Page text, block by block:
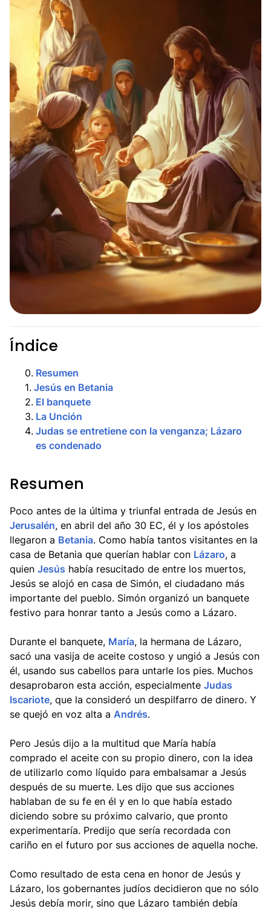
Índice
0. Resumen
1. Jesús en Betania
2. El banquete
3. La Unción
4. Judas se entretiene con la venganza; Lázaro
es condenado
Resumen
Poco antes de la última y triunfal entrada de Jesús en
Jerusalén, en abril del año 30 EC, él y los apóstoles
llegaron a Betania. Como había tantos visitantes en la
casa de Betania que querían hablar con Lázaro, a
quien Jesús había resucitado de entre los muertos,
Jesús se alojó en casa de Simón, el ciudadano más
importante del pueblo. Simón organizó un banquete
festivo para honrar tanto a Jesús como a Lázaro.
Durante el banquete, María, la hermana de Lázaro,
sacó una vasija de aceite costoso y ungió a Jesús con
él, usando sus cabellos para untarle los pies. Muchos
desaprobaron esta acción, especialmente Judas
Iscariote, que la consideró un despilfarro de dinero. Y
se quejó en voz alta a Andrés.
Pero Jesús dijo a la multitud que María había
comprado el aceite con su propio dinero, con la idea
de utilizarlo como líquido para embalsamar a Jesús
después de su muerte. Les dijo que sus acciones
hablaban de su fe en él y en lo que había estado
diciendo sobre su próximo calvario, que pronto
experimentaría. Predijo que sería recordada con
cariño en el futuro por sus acciones de aquella noche.
Como resultado de esta cena en honor de Jesús y
Lázaro, los gobernantes judíos decidieron que no sólo
Jesús debía morir, sino que Lázaro también debía